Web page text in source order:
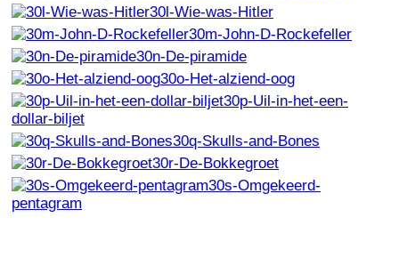
30l-Wie-was-Hitler
30m-John-D-Rockefeller
30n-De-piramide
30o-Het-alziend-oog
30p-Uil-in-het-een-
dollar-biljet
30q-Skulls-and-Bones
30r-De-Bokkegroet
30s-Omgekeerd-
pentagram